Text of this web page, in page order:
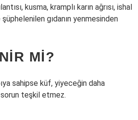
kusma, kramplı karın ağrısı, ishal
gıdanın yenmesinden
MI?
sahipse küf, yiyeceğin daha
teşkil etmez.